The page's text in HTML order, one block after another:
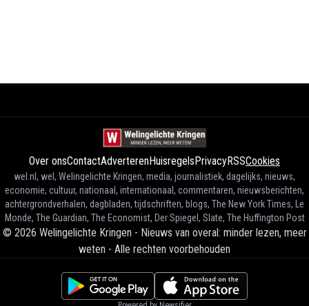
Over onsContactAdverterenHuisregelsPrivacyRSSCookies
wel.nl, wel, Welingelichte Kringen, media, journalistiek, dagelijks, nieuws,
economie, cultuur, nationaal, internationaal, commentaren, nieuwsberichten,
achtergrondverhalen, dagbladen, tijdschriften, blogs, The New York Times, Le
Monde, The Guardian, The Economist, Der Spiegel, Slate, The Huffington Post
© 2026 Welingelichte Kringen - Nieuws van overal: minder lezen, meer
weten - Alle rechten voorbehouden